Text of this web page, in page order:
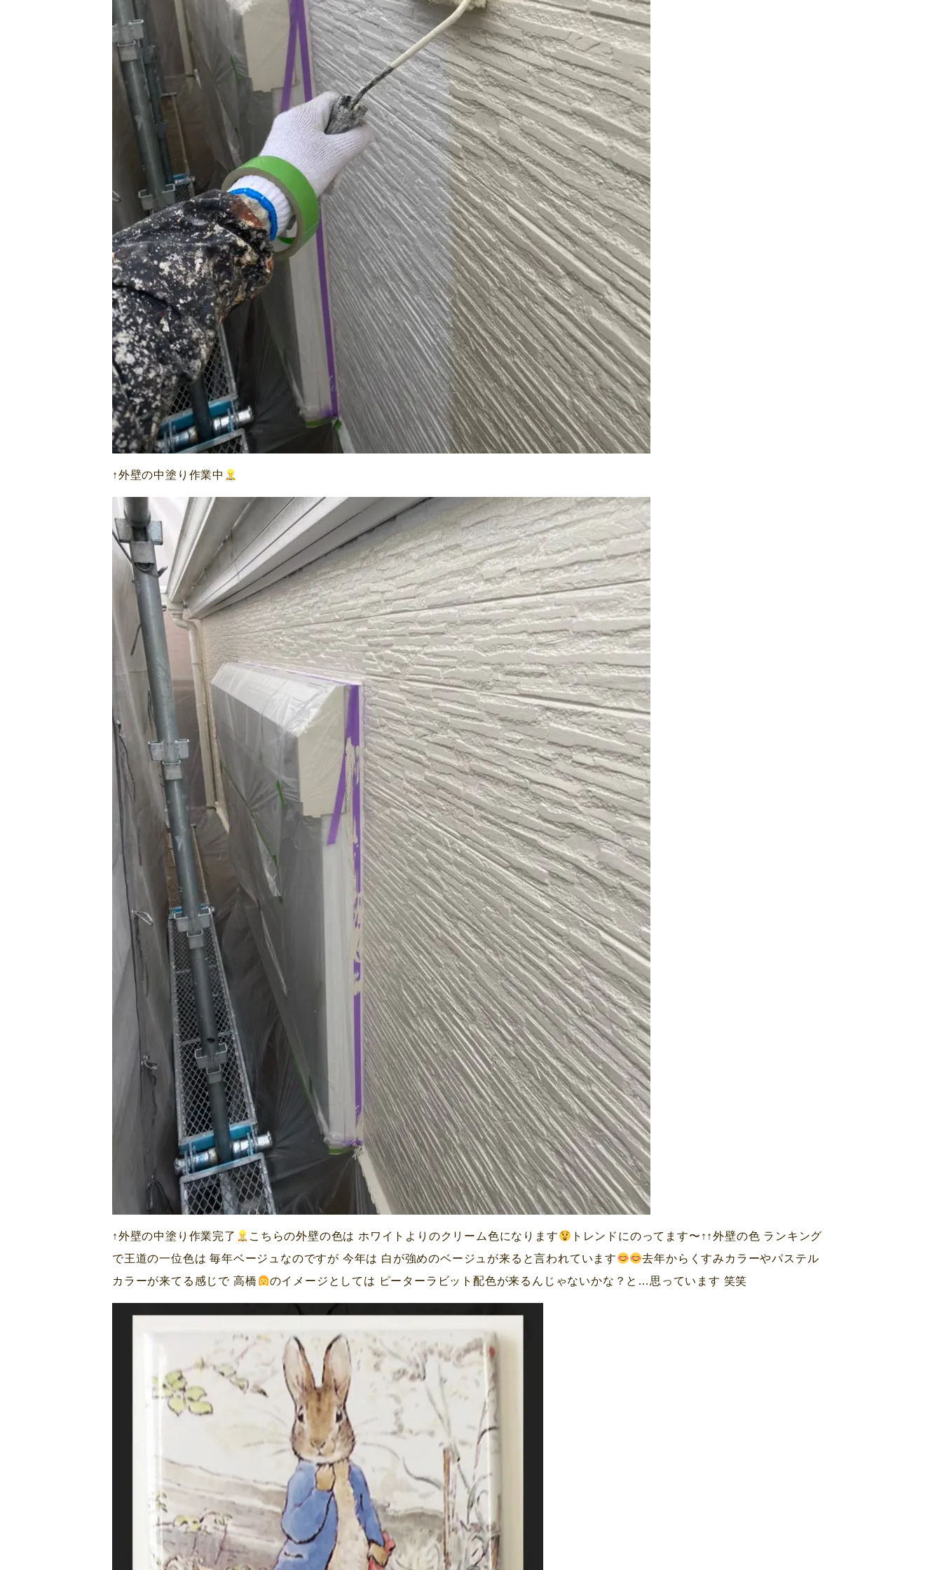
↑外壁の中塗り作業中
↑外壁の中塗り作業完了 こちらの外壁の色は ホワイトよりのクリーム色になります
トレンドにのってます〜↑↑外壁の色 ランキング
で王道の一位色は 毎年ベージュなのですが 今年は 白が強めのベージュが来ると言われています
去年からくすみカラーやパステル
カラーが来てる感じで 高橋
のイメージとしては ピーターラビット配色が来るんじゃないかな？と…思っています 笑笑